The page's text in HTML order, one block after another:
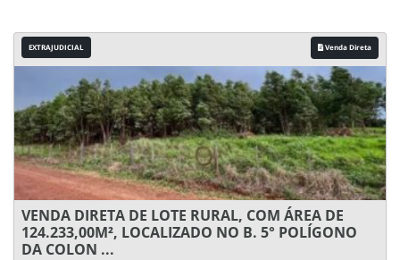
EXTRAJUDICIAL Venda Direta
VENDA DIRETA DE LOTE RURAL, COM ÁREA DE
124.233,00M², LOCALIZADO NO B. 5° POLÍGONO
DA COLON ...